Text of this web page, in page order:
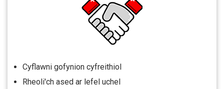
Cyflawni gofynion cyfreithiol
Rheoli'ch ased ar lefel uchel